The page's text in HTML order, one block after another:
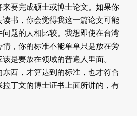
要完成硕士或博士论文。如果你
书，你会觉得我这一篇论文可能
题的人相比较。我想即使在台湾
，你的标准不能单单只是放在旁
是要放在领域的普遍人里面。
西，才算达到的标准，也才符合
丁文的博士证书上面所讲的，有